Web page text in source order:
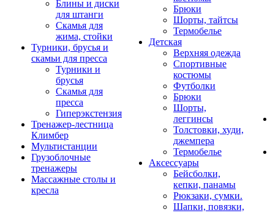
Блины и диски
для штанги
Скамья для
жима, стойки
Турники, брусья и
скамьи для пресса
Турники и
брусья
Скамья для
пресса
Гиперэкстензия
Тренажер-лестница
Климбер
Мультистанции
Грузоблочные
тренажеры
Массажные столы и
кресла
Брюки
Шорты, тайтсы
Термобелье
Детская
Верхняя одежда
Спортивные
костюмы
Футболки
Брюки
Шорты,
леггинсы
Толстовки, худи,
джемпера
Термобелье
Аксессуары
Бейсболки,
кепки, панамы
Рюкзаки, сумки.
Шапки, повязки,